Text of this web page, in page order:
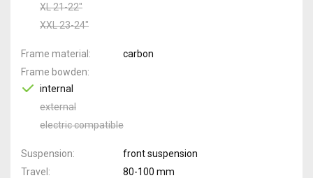
XL 21-22"
XXL 23-24"
Frame material
carbon
Frame bowden
internal
external
electric compatible
Suspension
front suspension
Travel
80-100 mm